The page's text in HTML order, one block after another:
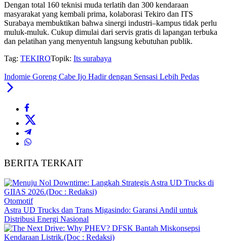
Dengan total 160 teknisi muda terlatih dan 300 kendaraan
masyarakat yang kembali prima, kolaborasi Tekiro dan ITS
Surabaya membuktikan bahwa sinergi industri–kampus tidak perlu
muluk-muluk. Cukup dimulai dari servis gratis di lapangan terbuka
dan pelatihan yang menyentuh langsung kebutuhan publik.
Tag: TEKIROTopik: Its surabaya
Indomie Goreng Cabe Ijo Hadir dengan Sensasi Lebih Pedas
BERITA TERKAIT
Otomotif
Astra UD Trucks dan Trans Migasindo: Garansi Andil untuk
Distribusi Energi Nasional